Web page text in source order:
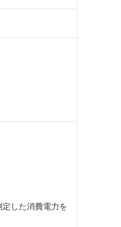
した消費電力を